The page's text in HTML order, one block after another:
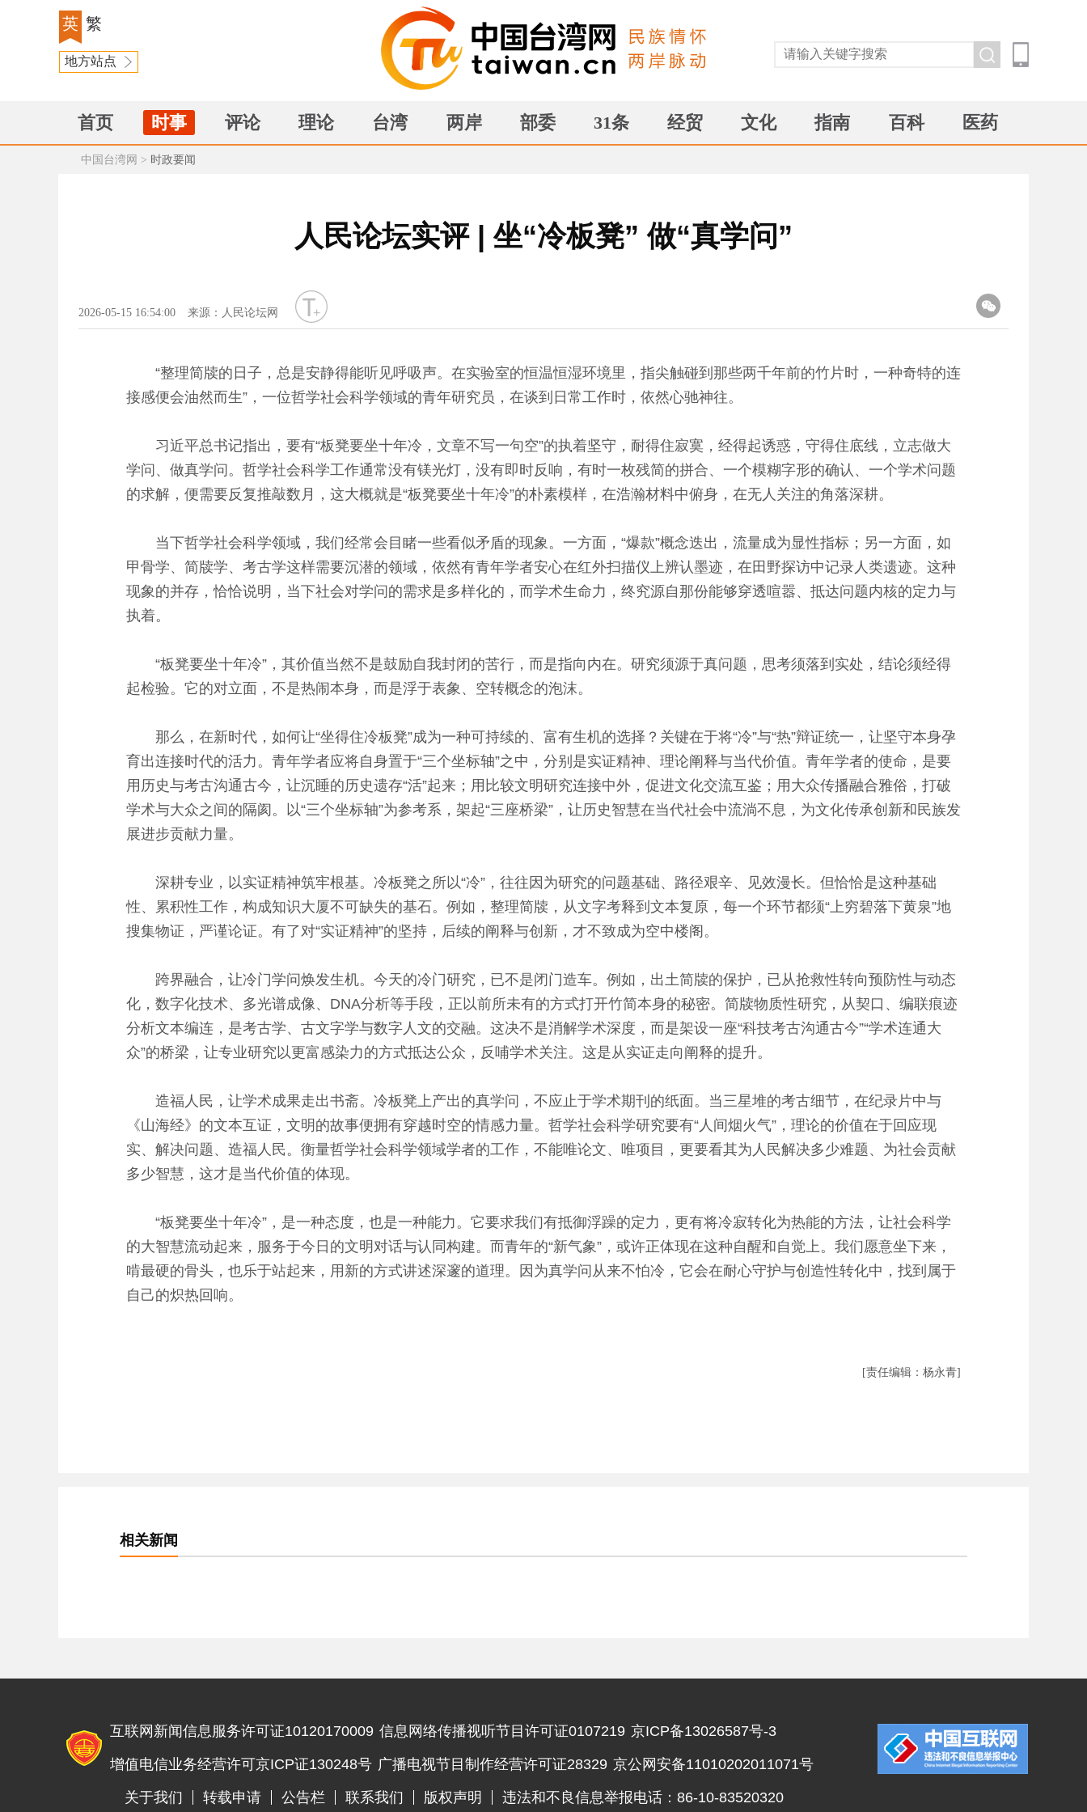
英 繁
地方站点
首页 时事 评论 理论 台湾 两岸 部委 31条 经贸 文化 指南 百科 医药
中国台湾网 > 时政要闻
人民论坛实评 | 坐“冷板凳” 做“真学问”
2026-05-15 16:54:00 来源：人民论坛网
字号
“整理简牍的日子，总是安静得能听见呼吸声。在实验室的恒温恒湿环境里，指尖触碰到那些两千年前的竹片时，一种奇特的连
接感便会油然而生”，一位哲学社会科学领域的青年研究员，在谈到日常工作时，依然心驰神往。
习近平总书记指出，要有“板凳要坐十年冷，文章不写一句空”的执着坚守，耐得住寂寞，经得起诱惑，守得住底线，立志做大
学问、做真学问。哲学社会科学工作通常没有镁光灯，没有即时反响，有时一枚残简的拼合、一个模糊字形的确认、一个学术问题
的求解，便需要反复推敲数月，这大概就是“板凳要坐十年冷”的朴素模样，在浩瀚材料中俯身，在无人关注的角落深耕。
当下哲学社会科学领域，我们经常会目睹一些看似矛盾的现象。一方面，“爆款”概念迭出，流量成为显性指标；另一方面，如
甲骨学、简牍学、考古学这样需要沉潜的领域，依然有青年学者安心在红外扫描仪上辨认墨迹，在田野探访中记录人类遗迹。这种
现象的并存，恰恰说明，当下社会对学问的需求是多样化的，而学术生命力，终究源自那份能够穿透喧嚣、抵达问题内核的定力与
执着。
“板凳要坐十年冷”，其价值当然不是鼓励自我封闭的苦行，而是指向内在。研究须源于真问题，思考须落到实处，结论须经得
起检验。它的对立面，不是热闹本身，而是浮于表象、空转概念的泡沫。
那么，在新时代，如何让“坐得住冷板凳”成为一种可持续的、富有生机的选择？关键在于将“冷”与“热”辩证统一，让坚守本身孕
育出连接时代的活力。青年学者应将自身置于“三个坐标轴”之中，分别是实证精神、理论阐释与当代价值。青年学者的使命，是要
用历史与考古沟通古今，让沉睡的历史遗存“活”起来；用比较文明研究连接中外，促进文化交流互鉴；用大众传播融合雅俗，打破
学术与大众之间的隔阂。以“三个坐标轴”为参考系，架起“三座桥梁”，让历史智慧在当代社会中流淌不息，为文化传承创新和民族发
展进步贡献力量。
深耕专业，以实证精神筑牢根基。冷板凳之所以“冷”，往往因为研究的问题基础、路径艰辛、见效漫长。但恰恰是这种基础
性、累积性工作，构成知识大厦不可缺失的基石。例如，整理简牍，从文字考释到文本复原，每一个环节都须“上穷碧落下黄泉”地
搜集物证，严谨论证。有了对“实证精神”的坚持，后续的阐释与创新，才不致成为空中楼阁。
跨界融合，让冷门学问焕发生机。今天的冷门研究，已不是闭门造车。例如，出土简牍的保护，已从抢救性转向预防性与动态
化，数字化技术、多光谱成像、DNA分析等手段，正以前所未有的方式打开竹简本身的秘密。简牍物质性研究，从契口、编联痕迹
分析文本编连，是考古学、古文字学与数字人文的交融。这决不是消解学术深度，而是架设一座“科技考古沟通古今”“学术连通大
众”的桥梁，让专业研究以更富感染力的方式抵达公众，反哺学术关注。这是从实证走向阐释的提升。
造福人民，让学术成果走出书斋。冷板凳上产出的真学问，不应止于学术期刊的纸面。当三星堆的考古细节，在纪录片中与
《山海经》的文本互证，文明的故事便拥有穿越时空的情感力量。哲学社会科学研究要有“人间烟火气”，理论的价值在于回应现
实、解决问题、造福人民。衡量哲学社会科学领域学者的工作，不能唯论文、唯项目，更要看其为人民解决多少难题、为社会贡献
多少智慧，这才是当代价值的体现。
“板凳要坐十年冷”，是一种态度，也是一种能力。它要求我们有抵御浮躁的定力，更有将冷寂转化为热能的方法，让社会科学
的大智慧流动起来，服务于今日的文明对话与认同构建。而青年的“新气象”，或许正体现在这种自醒和自觉上。我们愿意坐下来，
啃最硬的骨头，也乐于站起来，用新的方式讲述深邃的道理。因为真学问从来不怕冷，它会在耐心守护与创造性转化中，找到属于
自己的炽热回响。
[责任编辑：杨永青]
相关新闻
互联网新闻信息服务许可证10120170009 信息网络传播视听节目许可证0107219 京ICP备13026587号-3
增值电信业务经营许可京ICP证130248号 广播电视节目制作经营许可证28329 京公网安备11010202011071号
关于我们 转载申请 公告栏 联系我们 版权声明 违法和不良信息举报电话：86-10-83520320
违法和不良信息举报电话